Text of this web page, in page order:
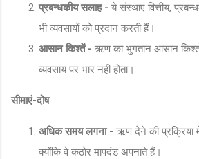
प्रबन्धकीय सलाह - ये संस्थाएं वित्तीय,
भी व्यवसायों को प्रदान करती हैं।
आसान किश्तें - ऋण का भुगतान आसान
व्यवसाय पर भार नहीं होता।
सीमाएं-दोष
अधिक समय लगना - ऋण देने की प्रक्रिया
क्योंकि वे कठोर मापदंड अपनाते हैं।